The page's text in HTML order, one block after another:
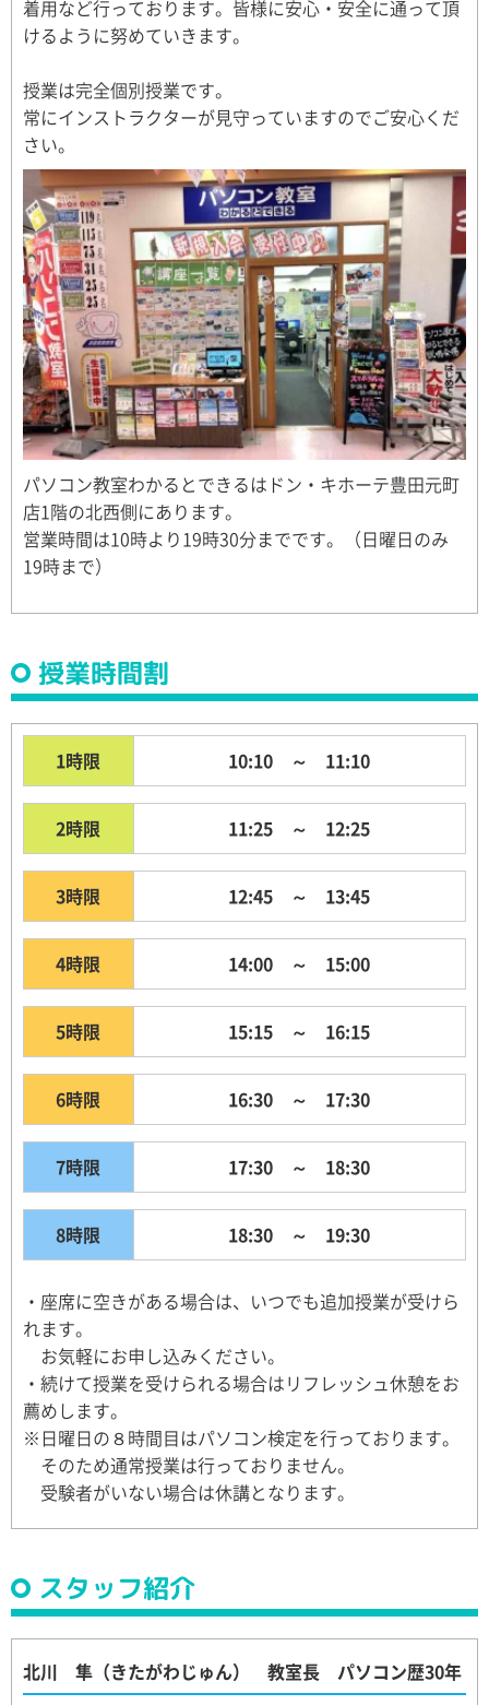
着用など行っております。皆様に安心・安全に通って頂
けるように努めていきます。
授業は完全個別授業です。
常にインストラクターが見守っていますのでご安心くだ
さい。
パソコン教室わかるとできるはドン・キホーテ豊田元町
店1階の北西側にあります。
営業時間は10時より19時30分までです。（日曜日のみ
19時まで）
授業時間割
1時限 10:10 ～ 11:10
2時限 11:25 ～ 12:25
3時限 12:45 ～ 13:45
4時限 14:00 ～ 15:00
5時限 15:15 ～ 16:15
6時限 16:30 ～ 17:30
7時限 17:30 ～ 18:30
8時限 18:30 ～ 19:30
・座席に空きがある場合は、いつでも追加授業が受けら
れます。
お気軽にお申し込みください。
・続けて授業を受けられる場合はリフレッシュ休憩をお
薦めします。
※日曜日の８時間目はパソコン検定を行っております。
そのため通常授業は行っておりません。
受験者がいない場合は休講となります。
スタッフ紹介
北川 隼（きたがわじゅん） 教室長 パソコン歴30年